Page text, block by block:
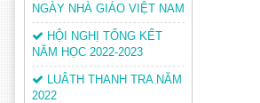
NGÀY NHÀ GIÁO VIỆT NAM
HỘI NGHỊ TỔNG KẾT
NĂM HỌC 2022-2023
LUÂTH THANH TRA NĂM
2022